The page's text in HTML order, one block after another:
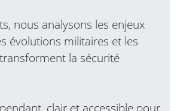
nous analysons les enjeux
évolutions militaires et les
la sécurité